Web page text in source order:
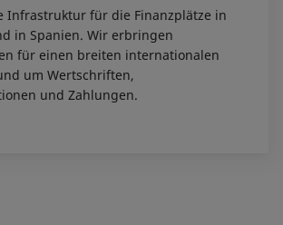
Infrastruktur für die Finanzplätze in
in Spanien. Wir erbringen
für einen breiten internationalen
um Wertschriften,
und Zahlungen.